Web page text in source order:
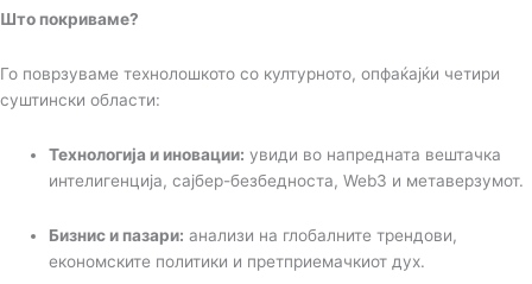
Што покриваме?
Го поврзуваме технолошкото со културното, опфаќајќи четири
суштински области:
Технологија и иновации: увиди во напредната вештачка
интелигенција, сајбер-безбедноста, Web3 и метаверзумот.
Бизнис и пазари: анализи на глобалните трендови,
економските политики и претприемачкиот дух.